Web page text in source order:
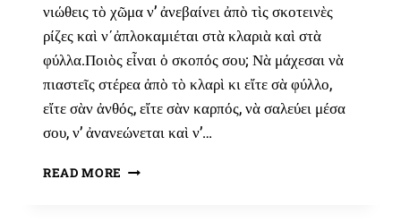
νιώθεις τὸ χῶμα ν’ ἀνεβαίνει ἀπὸ τὶς σκοτεινὲς
ρίζες καὶ ν΄ἀπλοκαμιέται στὰ κλαριὰ καὶ στὰ
φύλλα.Ποιὸς εἶναι ὁ σκοπός σου; Νὰ μάχεσαι νὰ
πιαστεῖς στέρεα ἀπὸ τὸ κλαρὶ κι εἴτε σὰ φύλλο,
εἴτε σὰν ἀνθός, εἴτε σὰν καρπός, νὰ σαλεύει μέσα
σου, ν’ ἀνανεώνεται καὶ ν’…
READ MORE